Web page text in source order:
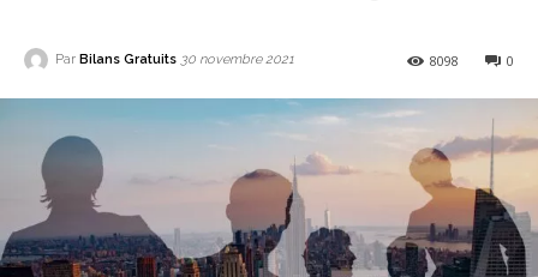
Par Bilans Gratuits 30 novembre 2021 0
8098